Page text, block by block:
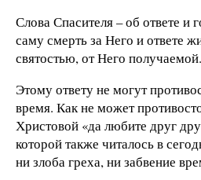
Слова Спасителя – об ответе и
саму смерть за Него и ответе
святостью, от Него получаемой.
Этому ответу не могут
время. Как не может
Христовой «да любите друг
которой также читалось в
ни злоба греха, ни забвение